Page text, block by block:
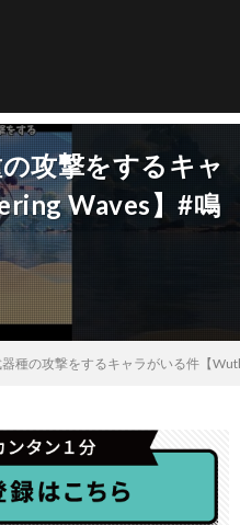
の攻撃をするキャ
Waves】#鳴
器種の攻撃をするキャラがいる件【